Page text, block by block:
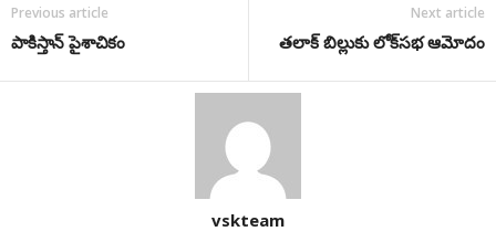
Previous article
పాకిస్తాన్ పైశాచికం
Next article
తలాక్‌ బిల్లుకు లోక్‌సభ ఆమోదం
vskteam